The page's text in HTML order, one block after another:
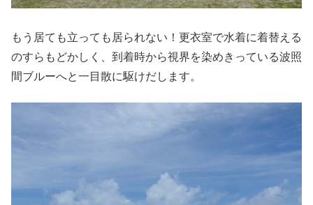
もう居ても立っても居られない！更衣室で水着に着替える
のすらもどかしく、到着時から視界を染めきっている波照
間ブルーへと一目散に駆けだします。